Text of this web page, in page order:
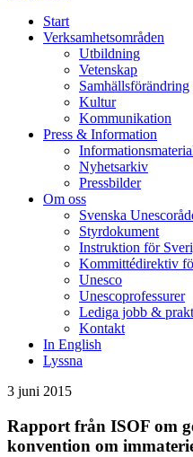
Start
Verksamhetsområden
Utbildning
Vetenskap
Samhällsförändring
Kultur
Kommunikation
Press & Information
Nyhetsarkiv
Pressbilder
Om oss
Svenska
Styrdokument
Instruktion för
Kommittédirektiv
Unesco
Unescoprofessurer
Lediga jobb &
Kontakt
In English
Lyssna
3 juni 2015
Rapport från ISOF om
konvention om